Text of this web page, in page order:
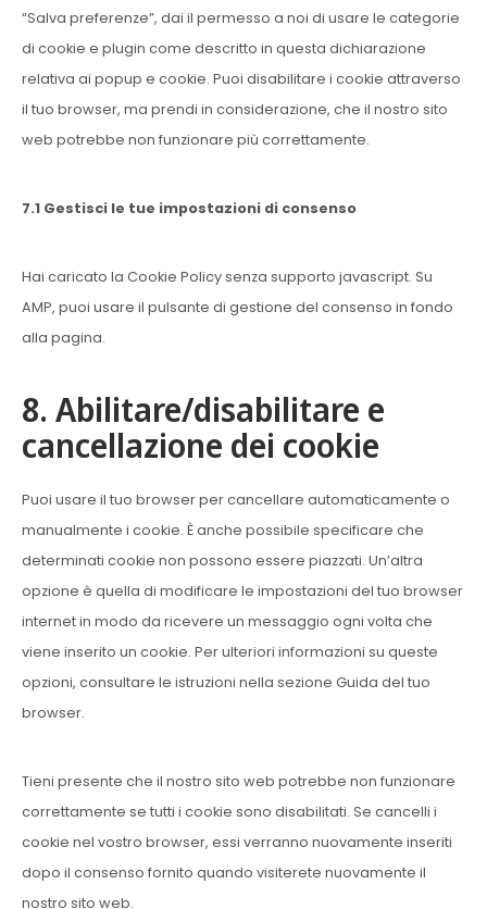
“Salva preferenze”, dai il permesso a noi di usare le categorie
di cookie e plugin come descritto in questa dichiarazione
relativa ai popup e cookie. Puoi disabilitare i cookie attraverso
il tuo browser, ma prendi in considerazione, che il nostro sito
web potrebbe non funzionare più correttamente.
7.1 Gestisci le tue impostazioni di consenso
Hai caricato la Cookie Policy senza supporto javascript. Su
AMP, puoi usare il pulsante di gestione del consenso in fondo
alla pagina.
8. Abilitare/disabilitare e
cancellazione dei cookie
Puoi usare il tuo browser per cancellare automaticamente o
manualmente i cookie. È anche possibile specificare che
determinati cookie non possono essere piazzati. Un’altra
opzione è quella di modificare le impostazioni del tuo browser
internet in modo da ricevere un messaggio ogni volta che
viene inserito un cookie. Per ulteriori informazioni su queste
opzioni, consultare le istruzioni nella sezione Guida del tuo
browser.
Tieni presente che il nostro sito web potrebbe non funzionare
correttamente se tutti i cookie sono disabilitati. Se cancelli i
cookie nel vostro browser, essi verranno nuovamente inseriti
dopo il consenso fornito quando visiterete nuovamente il
nostro sito web.